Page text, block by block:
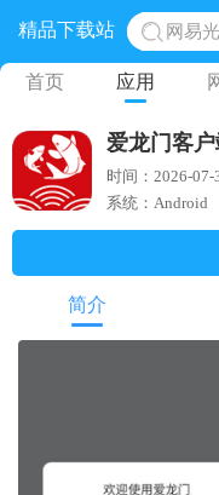
精品下载站
网易
黎明
奥特
地铁
首页 应用
爱龙门客户
时间：2026-07-
系统：Android
简介